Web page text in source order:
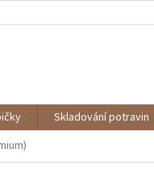
Skladování potravin